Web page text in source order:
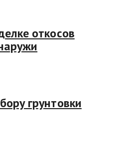
откосов
грунтовки